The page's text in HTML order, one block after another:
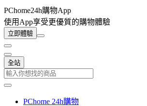
PChome24h購物App
使用App享受更優質的購物體驗
立即體驗
全站
PChome 24h購物